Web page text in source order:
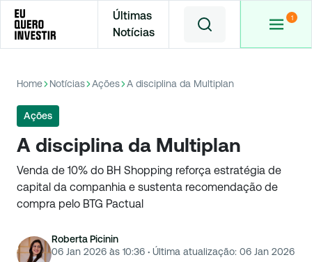
Últimas
Notícias
Home Notícias Ações A disciplina da Multiplan
Ações
A disciplina da Multiplan
Venda de 10% do BH Shopping reforça estratégia de
capital da companhia e sustenta recomendação de
compra pelo BTG Pactual
Roberta Picinin
06 Jan 2026 às 10:36 · Última atualização: 06 Jan 2026